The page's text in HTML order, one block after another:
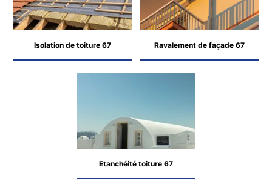
Isolation de toiture 67 Ravalement de façade 67
Etanchéité toiture 67